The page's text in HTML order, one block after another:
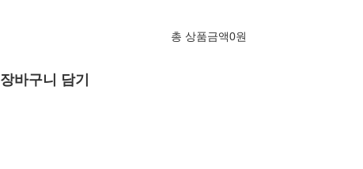
총 상품금액0원
장바구니 담기